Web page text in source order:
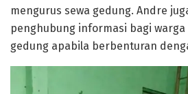
mengurus sewa gedung. Andre
penghubung informasi bagi
gedung apabila berbenturan